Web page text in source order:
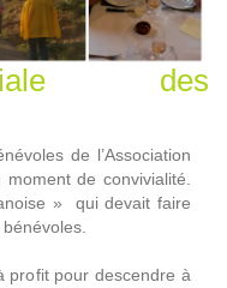
des
de l’Association
de convivialité.
» qui devait faire
profit pour descendre à